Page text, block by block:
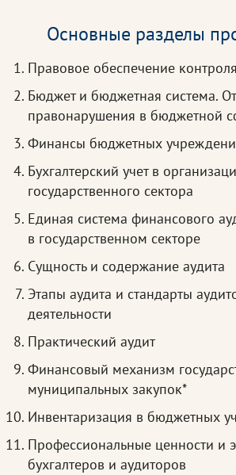
Основные разделы
Правовое обеспечение
Бюджет и бюджетная система.
правонарушения в бюджетной
Финансы бюджетных
Бухгалтерский учет в
государственного сектора
Единая система финансового
в государственном секторе
Сущность и содержание аудита
Этапы аудита и стандарты
деятельности
Практический аудит
Финансовый механизм
муниципальных закупок*
Инвентаризация в бюджетных
Профессиональные ценности и
бухгалтеров и аудиторов